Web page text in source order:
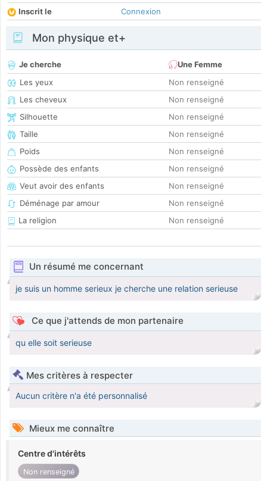
Inscrit le
Connexion
Mon physique et+
Je cherche
Une Femme
Les yeux
Non renseigné
Les cheveux
Non renseigné
Silhouette
Non renseigné
Taille
Non renseigné
Poids
Non renseigné
Possède des enfants
Non renseigné
Veut avoir des enfants
Non renseigné
Déménage par amour
Non renseigné
La religion
Non renseigné
Un résumé me concernant
je suis un homme serieux je cherche une relation serieuse
Ce que j'attends de mon partenaire
qu elle soit serieuse
Mes critères à respecter
Aucun critère n'a été personnalisé
Mieux me connaître
Centre d'intérêts
Non renseigné